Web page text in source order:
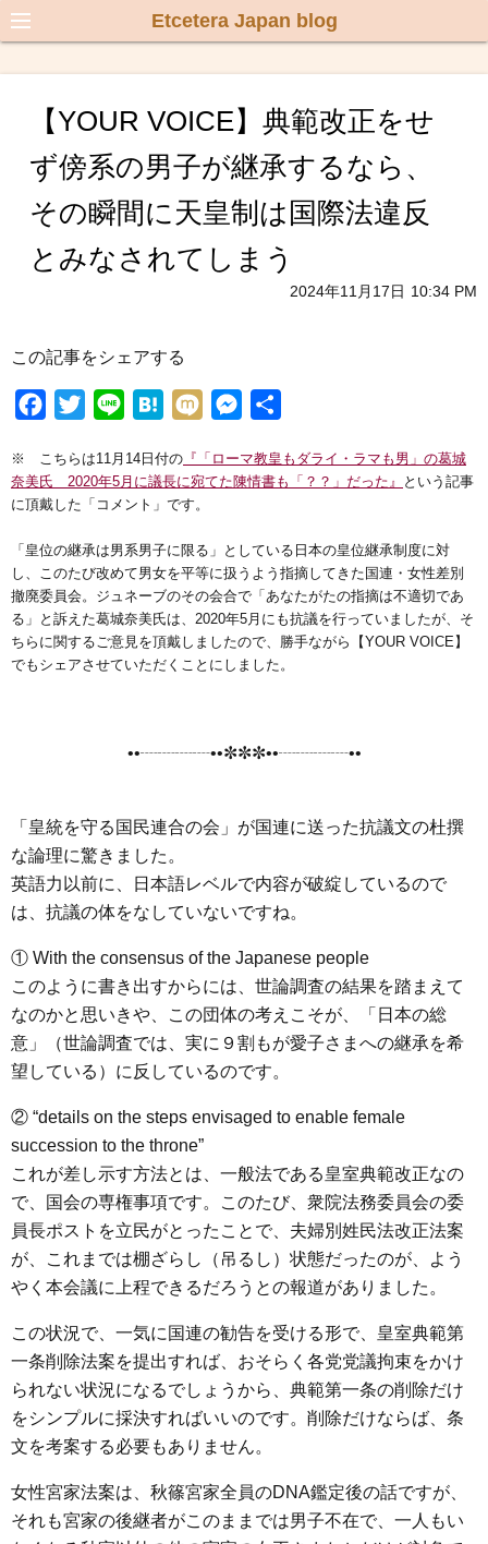
Etcetera Japan blog
【YOUR VOICE】典範改正をせ
ず傍系の男子が継承するなら、
その瞬間に天皇制は国際法違反
とみなされてしまう
2024年11月17日 10:34 PM
この記事をシェアする
c
e
o
o
k
i
e
n
e
H
t
e
a
M
x
s
n
g
e
r
※ こちらは11月14日付の 『「ローマ教皇もダライ・ラマも男」の葛城
奈美氏 2020年5月に議長に宛てた陳情書も「？？」だった』
という記事
に頂戴した「コメント」です。
「皇位の継承は男系男子に限る」としている日本の皇位継承制度に対
し、このたび改めて男女を平等に扱うよう指摘してきた国連・女性差別
撤廃委員会。ジュネーブのその会合で「あなたがたの指摘は不適切であ
る」と訴えた葛城奈美氏は、2020年5月にも抗議を行っていましたが、そ
ちらに関するご意見を頂戴しましたので、勝手ながら【YOUR VOICE】
でもシェアさせていただくことにしました。
••┈┈┈┈••✼✼✼••┈┈┈┈••
「皇統を守る国民連合の会」が国連に送った抗議文の杜撰
な論理に驚きました。
英語力以前に、日本語レベルで内容が破綻しているので
は、抗議の体をなしていないですね。
① With the consensus of the Japanese people
このように書き出すからには、世論調査の結果を踏まえて
なのかと思いきや、この団体の考えこそが、「日本の総
意」（世論調査では、実に９割もが愛子さまへの継承を希
望している）に反しているのです。
② “details on the steps envisaged to enable female
succession to the throne”
これが差し示す方法とは、一般法である皇室典範改正なの
で、国会の専権事項です。このたび、衆院法務委員会の委
員長ポストを立民がとったことで、夫婦別姓民法改正法案
が、これまでは棚ざらし（吊るし）状態だったのが、よう
やく本会議に上程できるだろうとの報道がありました。
この状況で、一気に国連の勧告を受ける形で、皇室典範第
一条削除法案を提出すれば、おそらく各党党議拘束をかけ
られない状況になるでしょうから、典範第一条の削除だけ
をシンプルに採決すればいいのです。削除だけならば、条
文を考案する必要もありません。
女性宮家法案は、秋篠宮家全員のDNA鑑定後の話ですが、
それも宮家の後継者がこのままでは男子不在で、一人もい